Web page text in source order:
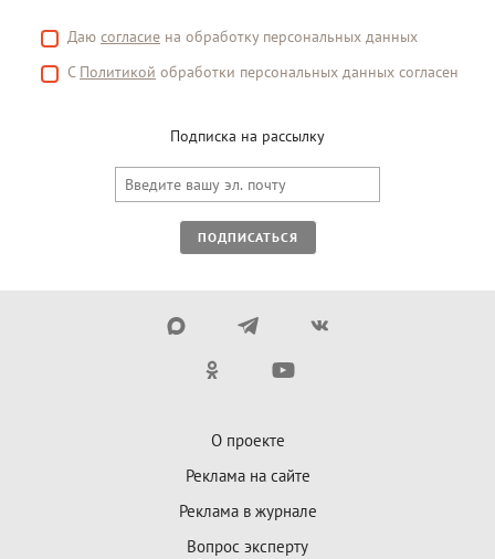
Даю согласие на обработку персональных данных
С Политикой обработки персональных данных согласен
Подписка на рассылку
ПОДПИСАТЬСЯ
О проекте
Реклама на сайте
Реклама в журнале
Вопрос эксперту